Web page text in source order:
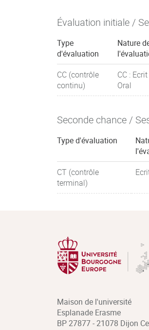
Évaluation initiale /
Type
d'évaluation
Nature
CC (contrôle
continu)
CC :
Oral
Seconde chance /
Type d'évaluation
CT (contrôle
terminal)
Maison de l'université
Esplanade Erasme
BP 27877 - 21078 Dijon